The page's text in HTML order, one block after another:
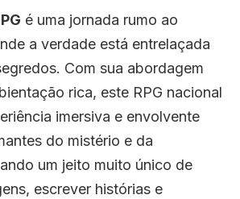
é uma jornada rumo ao
a verdade está entrelaçada
Com sua abordagem
rica, este RPG nacional
imersiva e envolvente
do mistério e da
um jeito muito único de
escrever histórias e